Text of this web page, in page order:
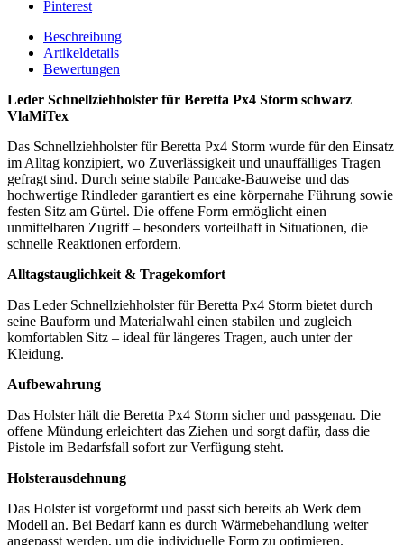
Pinterest
Beschreibung
Artikeldetails
Bewertungen
Leder Schnellziehholster für Beretta Px4 Storm schwarz
VlaMiTex
Das Schnellziehholster für Beretta Px4 Storm wurde für den Einsatz
im Alltag konzipiert, wo Zuverlässigkeit und unauffälliges Tragen
gefragt sind. Durch seine stabile Pancake-Bauweise und das
hochwertige Rindleder garantiert es eine körpernahe Führung sowie
festen Sitz am Gürtel. Die offene Form ermöglicht einen
unmittelbaren Zugriff – besonders vorteilhaft in Situationen, die
schnelle Reaktionen erfordern.
Alltagstauglichkeit & Tragekomfort
Das Leder Schnellziehholster für Beretta Px4 Storm bietet durch
seine Bauform und Materialwahl einen stabilen und zugleich
komfortablen Sitz – ideal für längeres Tragen, auch unter der
Kleidung.
Aufbewahrung
Das Holster hält die Beretta Px4 Storm sicher und passgenau. Die
offene Mündung erleichtert das Ziehen und sorgt dafür, dass die
Pistole im Bedarfsfall sofort zur Verfügung steht.
Holsterausdehnung
Das Holster ist vorgeformt und passt sich bereits ab Werk dem
Modell an. Bei Bedarf kann es durch Wärmebehandlung weiter
angepasst werden, um die individuelle Form zu optimieren.